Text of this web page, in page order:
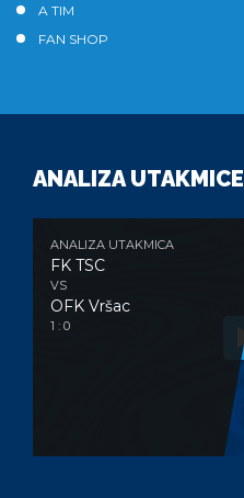
A TIM
FAN SHOP
ANALIZA UTAKMICE
ANALIZA UTAKMICA
FK TSC
VS
OFK Vršac
1 : 0